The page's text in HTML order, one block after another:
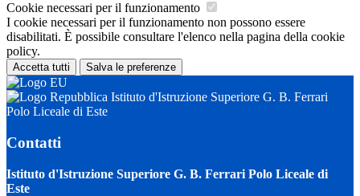
Cookie necessari per il funzionamento
I cookie necessari per il funzionamento non possono essere
disabilitati. È possibile consultare l'elenco nella pagina della cookie
policy.
Accetta tutti Salva le preferenze
Istituto d'Istruzione Superiore G. B. Ferrari
Polo Liceale di Este
Contatti
Istituto d'Istruzione Superiore G. B. Ferrari Polo Liceale di
Este